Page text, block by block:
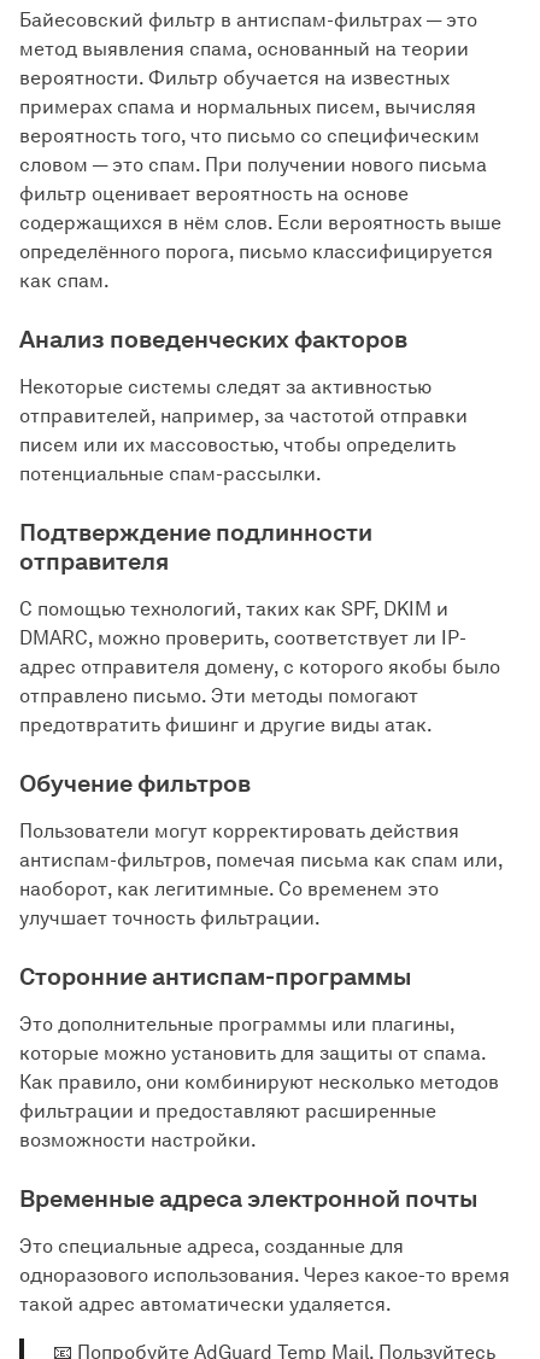
Байесовский фильтр в антиспам-фильтрах — это
метод выявления спама, основанный на теории
вероятности. Фильтр обучается на известных
примерах спама и нормальных писем, вычисляя
вероятность того, что письмо со специфическим
словом — это спам. При получении нового письма
фильтр оценивает вероятность на основе
содержащихся в нём слов. Если вероятность выше
определённого порога, письмо классифицируется
как спам.
Анализ поведенческих факторов
Некоторые системы следят за активностью
отправителей, например, за частотой отправки
писем или их массовостью, чтобы определить
потенциальные спам-рассылки.
Подтверждение подлинности
отправителя
С помощью технологий, таких как SPF, DKIM и
DMARC, можно проверить, соответствует ли IP-
адрес отправителя домену, с которого якобы было
отправлено письмо. Эти методы помогают
предотвратить фишинг и другие виды атак.
Обучение фильтров
Пользователи могут корректировать действия
антиспам-фильтров, помечая письма как спам или,
наоборот, как легитимные. Со временем это
улучшает точность фильтрации.
Сторонние антиспам-программы
Это дополнительные программы или плагины,
которые можно установить для защиты от спама.
Как правило, они комбинируют несколько методов
фильтрации и предоставляют расширенные
возможности настройки.
Временные адреса электронной почты
Это специальные адреса, созданные для
одноразового использования. Через какое-то время
такой адрес автоматически удаляется.
📧 Попробуйте AdGuard Temp Mail. Пользуйтесь